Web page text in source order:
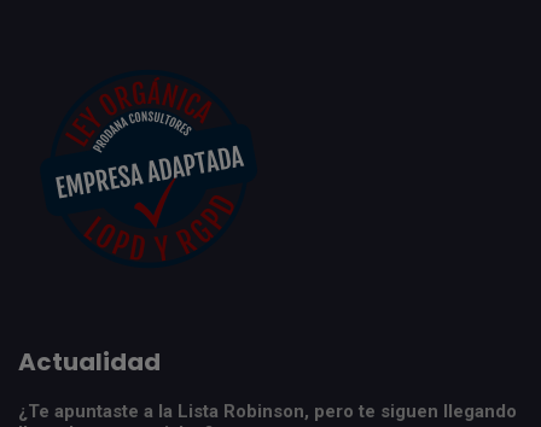
Actualidad
¿Te apuntaste a la Lista Robinson, pero te siguen llegando